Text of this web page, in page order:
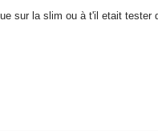
sur la slim ou à t'il etait tester